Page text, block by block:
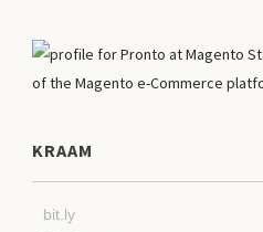
KRAAM
bit.ly